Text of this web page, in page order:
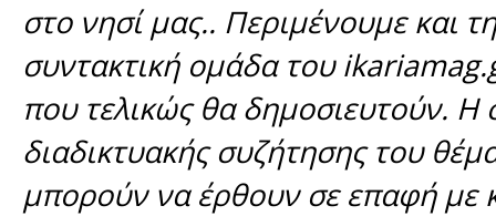
στο νησί μας.. Περιμένουμε και
συντακτική ομάδα του
που τελικώς θα δημοσιευτούν.
διαδικτυακής συζήτησης του
μπορούν να έρθουν σε επαφή με